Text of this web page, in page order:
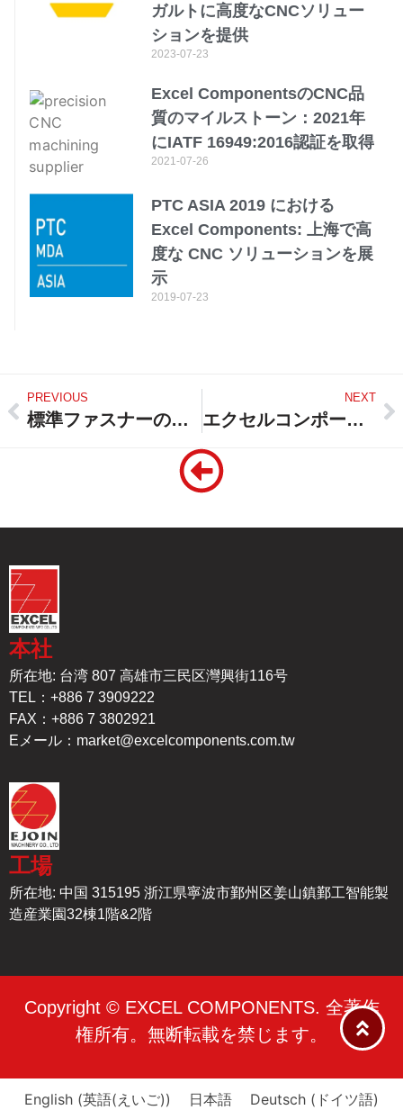
ガルトに高度なCNCソリュー
ションを提供
2023-07-23
Excel ComponentsのCNC品
質のマイルストーン：2021年
にIATF 16949:2016認証を取得
2021-07-26
PTC ASIA 2019 における
Excel Components: 上海で高
度な CNC ソリューションを展
示
2019-07-23
PREVIOUS
標準ファスナーの先へ：Excel Componentsがドイツのシュトゥットガルトで開催されるFastener Fair Global 2025でカスタム鍛造+CNC加工にスポットライトを当てます
NEXT
エクセルコンポーネンツの精密自動車部品：2025年に日本のTier 1サプライチェーンに進出
本社
所在地: 台湾 807 高雄市三民区灣興街116号
TEL：+886 7 3909222
FAX：+886 7 3802921
Eメール： market@excelcomponents.com.tw
工場
所在地: 中国 315195 浙江県寧波市鄞州区姜山鎮鄞工智能製
造産業園32棟1階&2階
Copyright © EXCEL COMPONENTS. 全著作
権所有。無断転載を禁じます。
English (英語(えいご)) 日本語 Deutsch ( ドイツ語)